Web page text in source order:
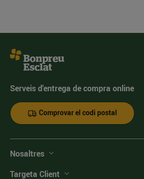
Serveis d'entrega de compra online
Comprovar el codi postal
Nosaltres
Targeta Client